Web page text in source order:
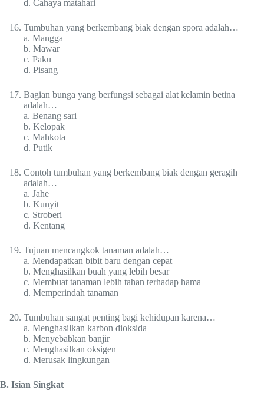
d. Cahaya matahari
Tumbuhan yang berkembang biak dengan spora adalah…
a. Mangga
b. Mawar
c. Paku
d. Pisang
Bagian bunga yang berfungsi sebagai alat kelamin betina
adalah…
a. Benang sari
b. Kelopak
c. Mahkota
d. Putik
Contoh tumbuhan yang berkembang biak dengan geragih
adalah…
a. Jahe
b. Kunyit
c. Stroberi
d. Kentang
Tujuan mencangkok tanaman adalah…
a. Mendapatkan bibit baru dengan cepat
b. Menghasilkan buah yang lebih besar
c. Membuat tanaman lebih tahan terhadap hama
d. Memperindah tanaman
Tumbuhan sangat penting bagi kehidupan karena…
a. Menghasilkan karbon dioksida
b. Menyebabkan banjir
c. Menghasilkan oksigen
d. Merusak lingkungan
B. Isian Singkat